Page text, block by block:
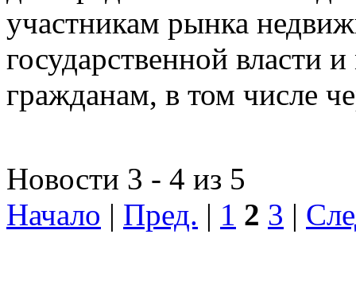
участникам рынка
государственной власти
гражданам, в том числе
Новости 3 - 4 из 5
Начало | Пред. | 1 2 3 |